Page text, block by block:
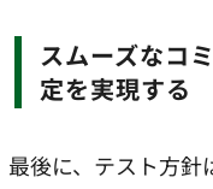
スムーズなコミュニケーションと意思決
定を実現する
最後に、テスト方針